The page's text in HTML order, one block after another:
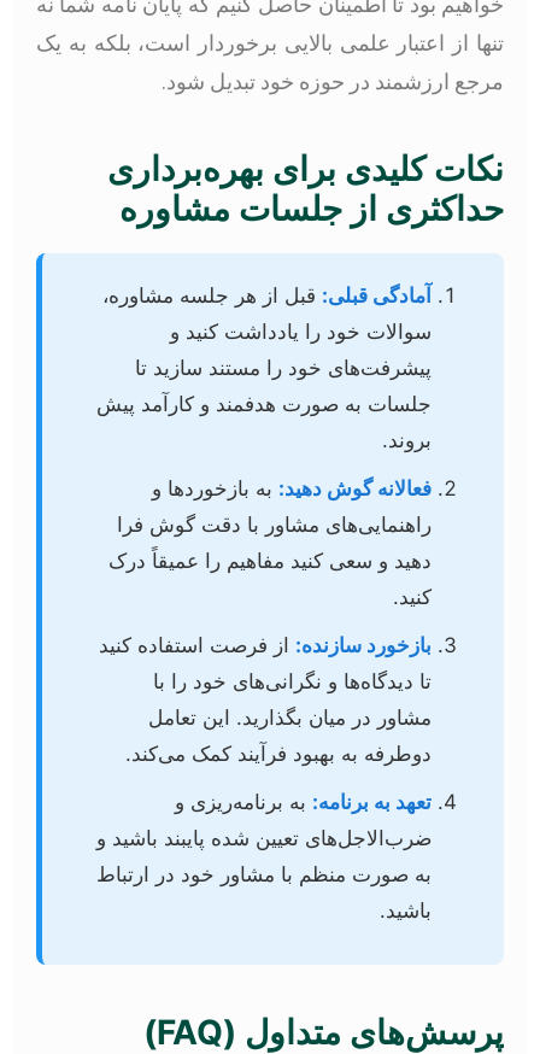
تنها از اعتبار علمی بالایی برخوردار است، بلکه به یک
مرجع ارزشمند در حوزه خود تبدیل شود.
نکات کلیدی برای بهره‌برداری
حداکثری از جلسات مشاوره
آمادگی قبلی: قبل از هر جلسه مشاوره،
سوالات خود را یادداشت کنید و
پیشرفت‌های خود را مستند سازید تا
جلسات به صورت هدفمند و کارآمد پیش
بروند.
فعالانه گوش دهید: به بازخوردها و
راهنمایی‌های مشاور با دقت گوش فرا
دهید و سعی کنید مفاهیم را عمیقاً درک
کنید.
بازخورد سازنده: از فرصت استفاده کنید
تا دیدگاه‌ها و نگرانی‌های خود را با
مشاور در میان بگذارید. این تعامل
دوطرفه به بهبود فرآیند کمک می‌کند.
تعهد به برنامه: به برنامه‌ریزی و
ضرب‌الاجل‌های تعیین شده پایبند باشید و
به صورت منظم با مشاور خود در ارتباط
باشید.
پرسش‌های متداول (FAQ)